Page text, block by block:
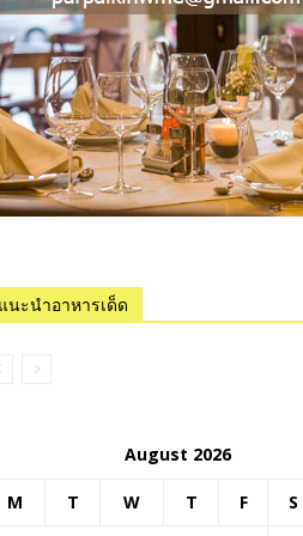
นะนำอาหารเด็ด
August 2026
M T W T F S